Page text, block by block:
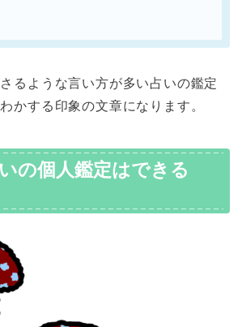
るような言い方が多い占いの鑑定
かする印象の文章になります。
の個人鑑定はできる